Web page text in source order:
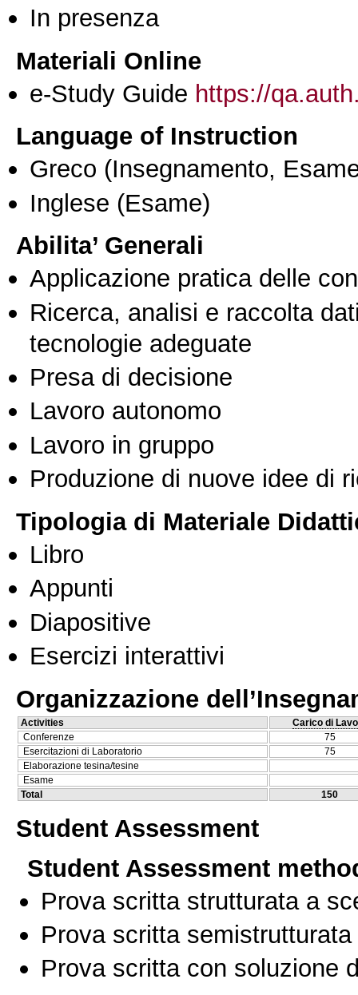
In presenza
Materiali Online
e-Study Guide https://
Language of Instruction
Greco (Insegnamento,
Inglese (Esame)
Abilita’ Generali
Applicazione pratica delle
Ricerca, analisi e raccolta
tecnologie adeguate
Presa di decisione
Lavoro autonomo
Lavoro in gruppo
Produzione di nuove idee di
Tipologia di Materiale
Libro
Appunti
Diapositive
Esercizi interattivi
Organizzazione
Activities
Carico di
Conferenze
75
Esercitazioni di Laboratorio
75
Elaborazione tesina/tesine
Esame
Total
150
Student Assessment
Student Assessment
Prova scritta strutturata a
Prova scritta
Prova scritta con soluzione